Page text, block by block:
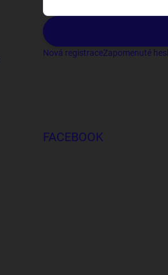
Nová registraceZapomenuté
FACEBOOK